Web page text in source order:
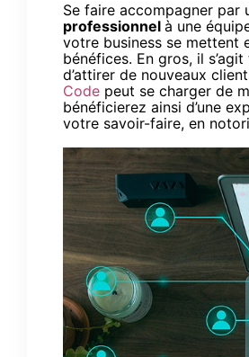
Se faire accompagner par
professionnel à une
votre business se mettent
bénéfices. En gros, il
d’attirer de nouveaux
Code peut se charger de
bénéficierez ainsi d’une
votre savoir-faire, en